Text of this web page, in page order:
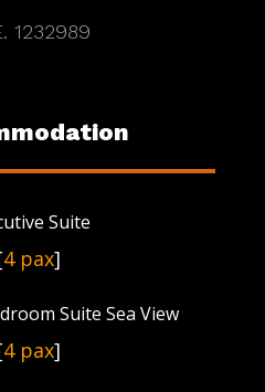
1232989
Suite
4 pax]
Suite Sea View
4 pax]